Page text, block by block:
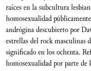
raíces en la subcultura
homosexualidad
andrógina descubierto por
estrellas del rock masculinas
significado en los ochenta.
homosexualidad por parte